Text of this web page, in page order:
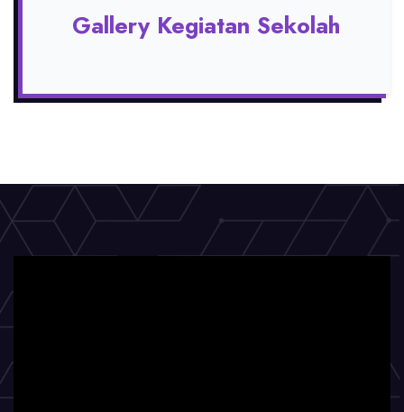
Gallery Kegiatan Sekolah